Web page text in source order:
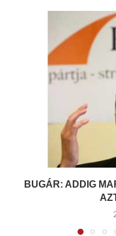
BUGÁR: ADDIG